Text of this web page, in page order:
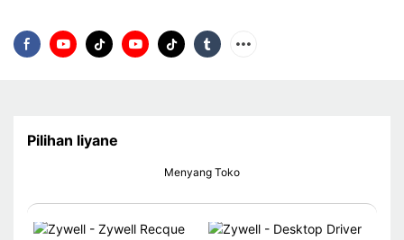
Pilihan liyane
Menyang Toko